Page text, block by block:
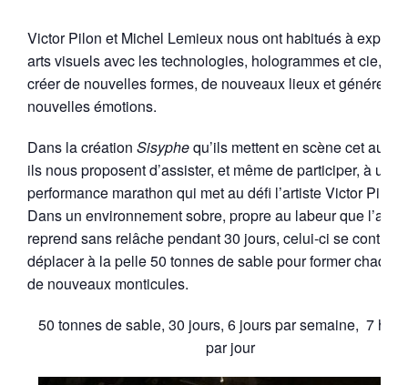
Victor Pilon et Michel Lemieux nous ont habitués à
arts visuels avec les technologies, hologrammes et cie,
créer de nouvelles formes, de nouveaux lieux et générer de
nouvelles émotions.
Dans la création Sisyphequ’ils mettent en scène cet
ils nous proposent d’assister, et même de participer, à une
performance marathon qui met au défi l’artiste Victor Pilon.
Dans un environnement sobre, propre au labeur que
reprend sans relâche pendant 30 jours, celui-ci se
déplacer à la pelle 50 tonnes de sable pour former chaque
de nouveaux monticules.
50 tonnes de sable, 30 jours, 6 jours par semaine, 7
par jour